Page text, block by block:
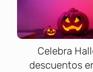
Celebra
descuentos